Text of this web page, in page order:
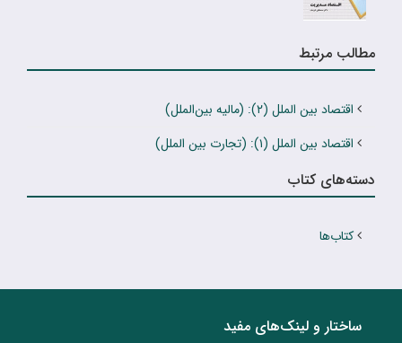
مطالب مرتبط
اقتصاد بین الملل (۲): (مالیه بین‌الملل)
اقتصاد بین الملل (۱): (تجارت بین الملل)
دسته‌های کتاب
کتاب‌ها
ساختار‌‌ و‌‌ لینک‌های مفید